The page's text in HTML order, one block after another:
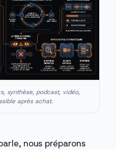
synthèse, podcast, vidéo,
après achat.
nous préparons